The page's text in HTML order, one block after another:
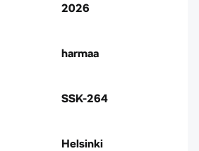
2026
harmaa
SSK-264
Helsinki